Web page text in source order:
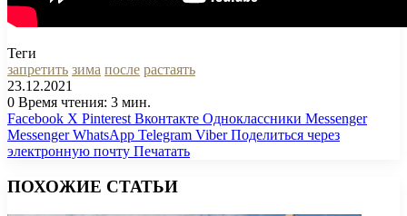
Теги
запретить зима после растаять
23.12.2021
0 Время чтения: 3 мин.
Facebook X Pinterest Вконтакте Одноклассники Messenger
Messenger WhatsApp Telegram Viber Поделиться через
электронную почту Печатать
ПОХОЖИЕ СТАТЬИ